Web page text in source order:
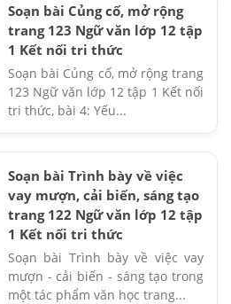
Soạn bài Củng cố, mở rộng
trang 123 Ngữ văn lớp 12 tập
1 Kết nối tri thức
Soạn bài Củng cố, mở rộng trang
123 Ngữ văn lớp 12 tập 1 Kết nối
tri thức, bài 4: Yếu...
Soạn bài Trình bày về việc
vay mượn, cải biến, sáng tạo
trang 122 Ngữ văn lớp 12 tập
1 Kết nối tri thức
Soạn bài Trình bày về việc vay
mượn - cải biến - sáng tạo trong
một tác phẩm văn học trang...